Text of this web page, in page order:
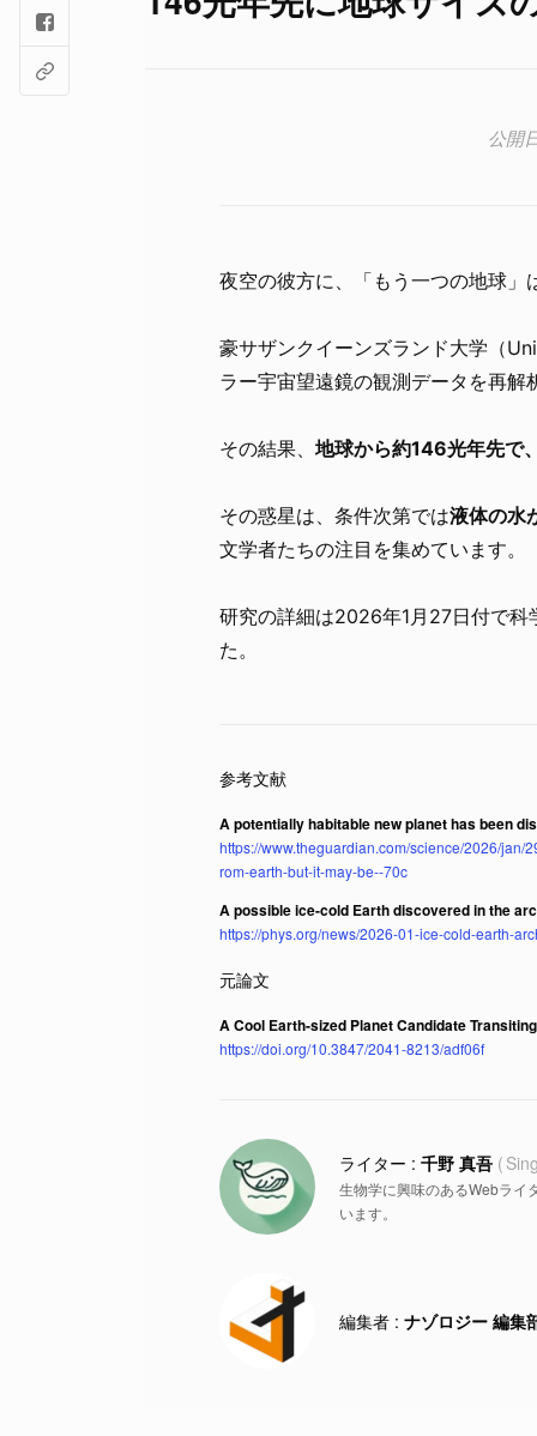
夜空の彼方に、「もう一つの地球」
豪サザンクイーンズランド大学（
ラー宇宙望遠鏡の観測データを再解
その結果、 地球から約146光年先で
その惑星は、条件次第では液体の水
文学者たちの注目を集めています。
研究の詳細は2026年1月27日付で
た。
A potentially habitable new planet has been
https://www.theguardian.com/science/2026/
rom-earth-but-it-may-be--70c
A possible ice-cold Earth discovered in the
https://phys.org/news/2026-01-ice-cold-earth-
A Cool Earth-sized Planet Candidate
https://doi.org/10.3847/2041-8213/adf06f
千野 真吾
生物学に興味のあるWebライ
います。
ナゾロジー 編集